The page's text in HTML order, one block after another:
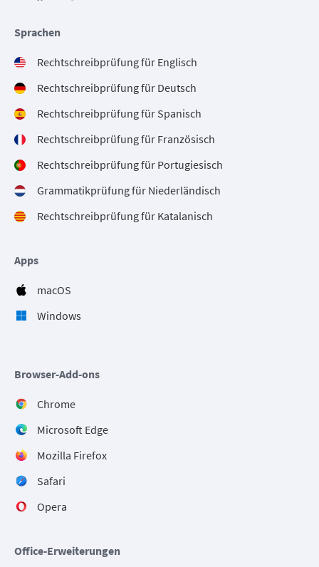
Sprachen
Rechtschreibprüfung für Englisch
Rechtschreibprüfung für Deutsch
Rechtschreibprüfung für Spanisch
Rechtschreibprüfung für Französisch
Rechtschreibprüfung für Portugiesisch
Grammatikprüfung für Niederländisch
Rechtschreibprüfung für Katalanisch
Apps
macOS
Windows
Browser-Add-ons
Chrome
Microsoft Edge
Mozilla Firefox
Safari
Opera
Office-Erweiterungen